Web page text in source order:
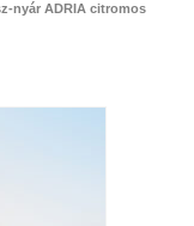
nyár ADRIA citromos